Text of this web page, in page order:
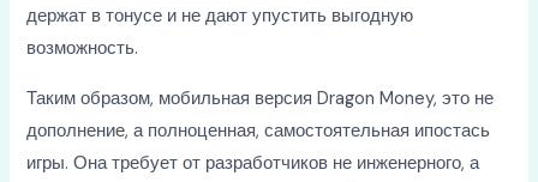
держат в тонусе и не дают упустить выгодную
возможность.
Таким образом, мобильная версия Dragon Money, это не
дополнение, а полноценная, самостоятельная ипостась
игры. Она требует от разработчиков не инженерного, а